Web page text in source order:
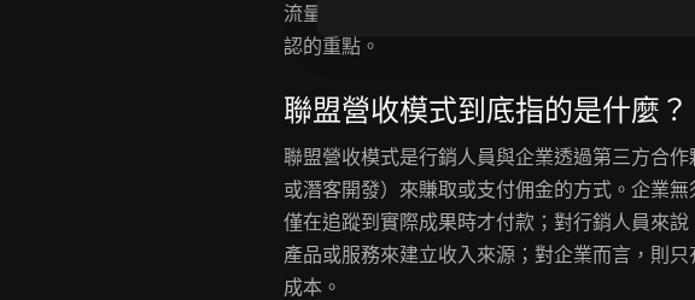
流量、給付需求與成長規劃的營運方式。以下是
認的重點。
聯盟營收模式到底指的是什麼？
聯盟營收模式是行銷人員與企業透過第三方合
或潛客開發）來賺取或支付佣金的方式。企業
僅在追蹤到實際成果時才付款；對行銷人員來
產品或服務來建立收入來源；對企業而言，則
成本。